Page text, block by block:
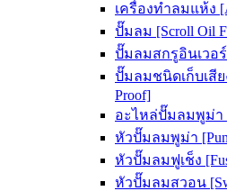
เครื่องทำลมแห้ง
ปั๊มลม [Scroll Oil
ปั๊มลมสกรูอินเวอร์
ปั๊มลมชนิดเก็บเสีย
Proof]
อะไหล่ปั๊มลมพูม่า
หัวปั๊มลมพูม่า
หัวปั๊มลมฟูเช็ง
หัวปั๊มลมสวอน